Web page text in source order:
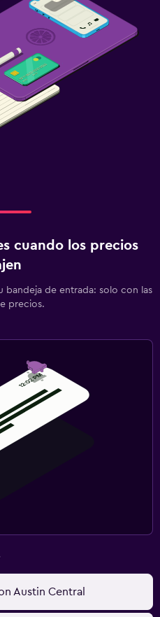
cuando los precios
bandeja de entrada: solo con las
precios.
Austin Central